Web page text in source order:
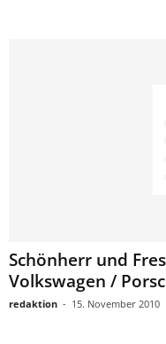
Schönherr und
Volkswagen /
redaktion - 15. November 2010